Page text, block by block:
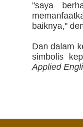
"saya
baiknya,"
Dan dalam
simbolis
Applied